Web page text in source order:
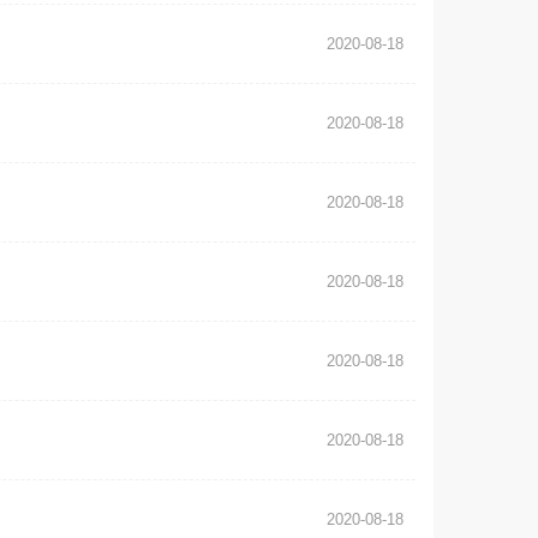
2020-08-18
2020-08-18
2020-08-18
2020-08-18
2020-08-18
2020-08-18
2020-08-18